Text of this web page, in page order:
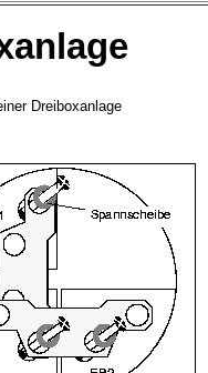
Dreiboxanlage